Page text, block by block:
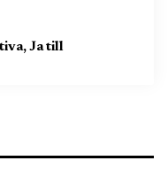
Ja till